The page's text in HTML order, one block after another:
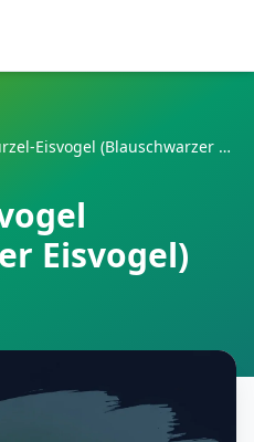
Rotbürzel-Eisvogel (Blauschwarzer Eisvogel)
Eisvogel)